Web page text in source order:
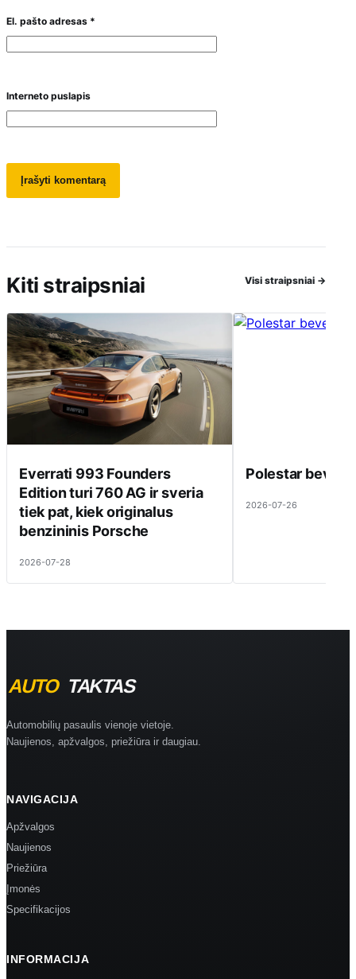
El. pašto adresas *
Interneto puslapis
Kiti straipsniai Visi straipsniai →
Everrati 993 Founders
Edition turi 760 AG ir sveria
tiek pat, kiek originalus
benzininis Porsche
2026-07-28
Polestar beveik
2026-07-26
Automobilių pasaulis vienoje vietoje.
Naujienos, apžvalgos, priežiūra ir daugiau.
NAVIGACIJA
Apžvalgos
Naujienos
Priežiūra
Įmonės
Specifikacijos
INFORMACIJA